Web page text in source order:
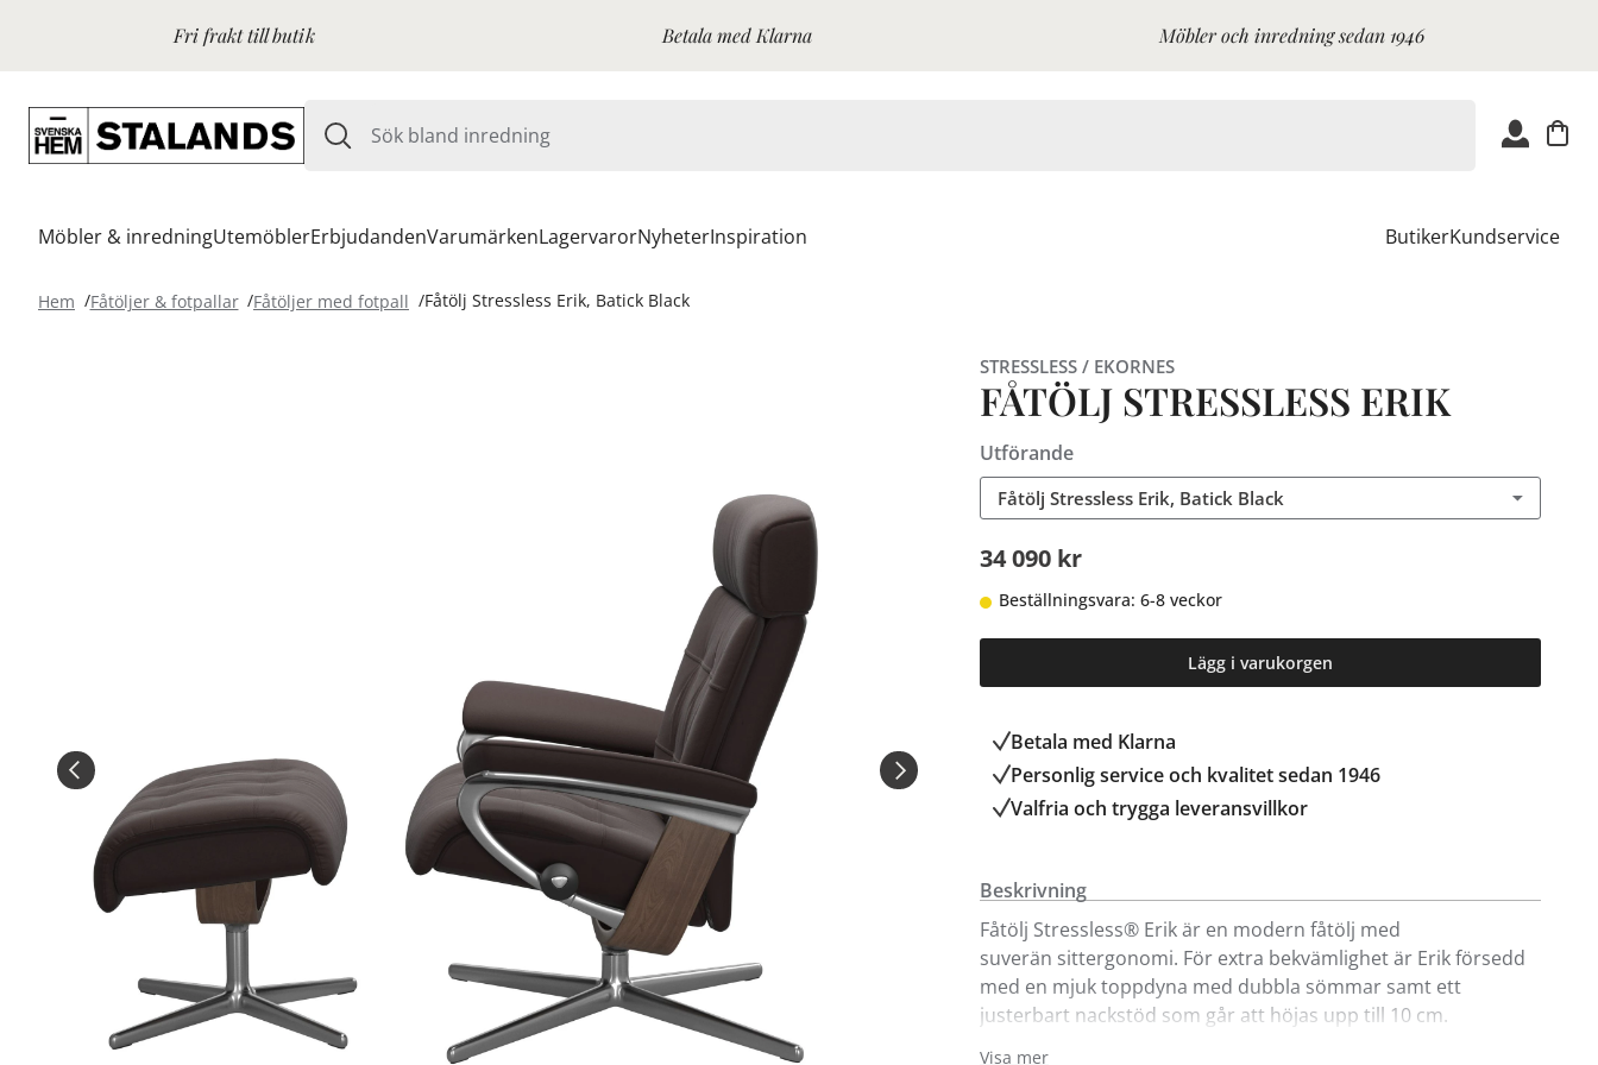
Fri frakt till butik Betala med Klarna Möbler och inredning sedan 1946
Möbler & inredningUtemöblerErbjudandenVarumärkenLagervarorNyheterInspiration ButikerKundservice
Hem Fåtöljer & fotpallar Fåtöljer med fotpall Fåtölj Stressless Erik, Batick Black
STRESSLESS / EKORNES
FÅTÖLJ STRESSLESS ERIK
Utförande
Fåtölj Stressless Erik, Batick Black
34 090 kr
Beställningsvara: 6-8 veckor
Lägg i varukorgen
Betala med Klarna
Personlig service och kvalitet sedan 1946
Valfria och trygga leveransvillkor
Beskrivning
Fåtölj Stressless® Erik är en modern fåtölj med
suverän sittergonomi. För extra bekvämlighet är Erik försedd
med en mjuk toppdyna med dubbla sömmar samt ett
justerbart nackstöd som går att höjas upp till 10 cm.
Visa mer